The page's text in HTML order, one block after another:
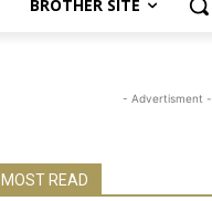
BROTHER SITE
- Advertisment -
MOST READ